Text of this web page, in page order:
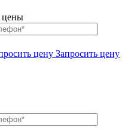
цены
Запросить цену